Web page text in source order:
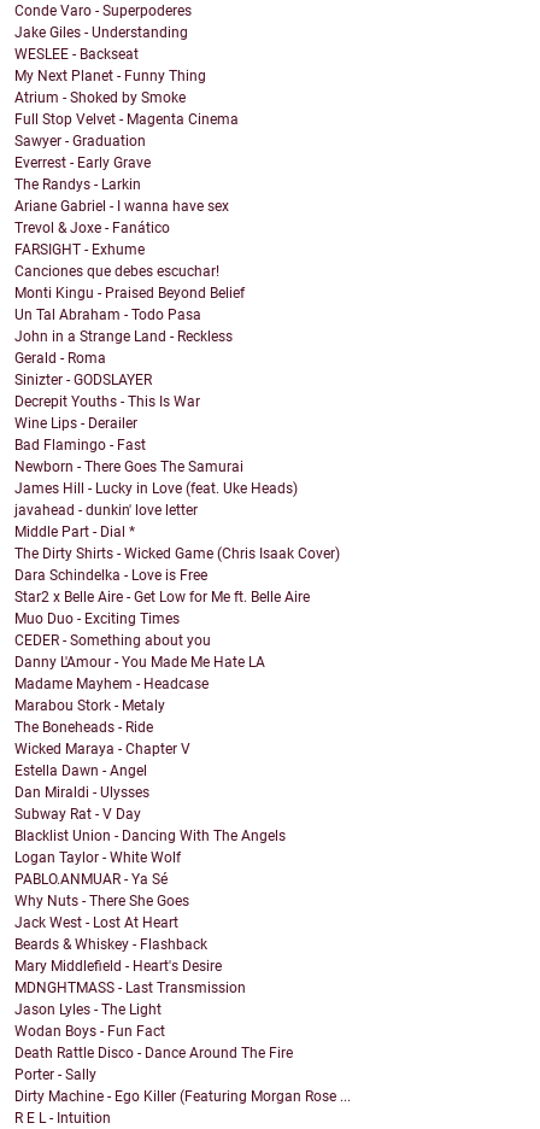
Conde Varo - Superpoderes
Jake Giles - Understanding
WESLEE - Backseat
My Next Planet - Funny Thing
Atrium - Shoked by Smoke
Full Stop Velvet - Magenta Cinema
Sawyer - Graduation
Everrest - Early Grave
The Randys - Larkin
Ariane Gabriel - I wanna have sex
Trevol & Joxe - Fanático
FARSIGHT - Exhume
Canciones que debes escuchar!
Monti Kingu - Praised Beyond Belief
Un Tal Abraham - Todo Pasa
John in a Strange Land - Reckless
Gerald - Roma
Sinizter - GODSLAYER
Decrepit Youths - This Is War
Wine Lips - Derailer
Bad Flamingo - Fast
Newborn - There Goes The Samurai
James Hill - Lucky in Love (feat. Uke Heads)
javahead - dunkin' love letter
Middle Part - Dial *
The Dirty Shirts - Wicked Game (Chris Isaak Cover)
Dara Schindelka - Love is Free
Star2 x Belle Aire - Get Low for Me ft. Belle Aire
Muo Duo - Exciting Times
CEDER - Something about you
Danny L'Amour - You Made Me Hate LA
Madame Mayhem - Headcase
Marabou Stork - Metaly
The Boneheads - Ride
Wicked Maraya - Chapter V
Estella Dawn - Angel
Dan Miraldi - Ulysses
Subway Rat - V Day
Blacklist Union - Dancing With The Angels
Logan Taylor - White Wolf
PABLO.ANMUAR - Ya Sé
Why Nuts - There She Goes
Jack West - Lost At Heart
Beards & Whiskey - Flashback
Mary Middlefield - Heart's Desire
MDNGHTMASS - Last Transmission
Jason Lyles - The Light
Wodan Boys - Fun Fact
Death Rattle Disco - Dance Around The Fire
Porter - Sally
Dirty Machine - Ego Killer (Featuring Morgan Rose ...
R E L - Intuition